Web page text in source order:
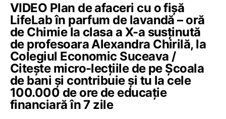
VIDEO Plan de afaceri cu o fișă
LifeLab în parfum de lavandă – oră
de Chimie la clasa a X-a susținută
de profesoara Alexandra Chirilă, la
Colegiul Economic Suceava /
Citește micro-lecțiile de pe Școala
de bani și contribuie și tu la cele
100.000 de ore de educație
financiară în 7 zile